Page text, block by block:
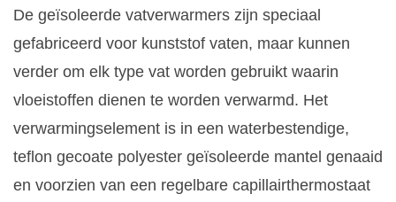
De geïsoleerde vatverwarmers zijn speciaal
gefabriceerd voor kunststof vaten, maar kunnen
verder om elk type vat worden gebruikt waarin
vloeistoffen dienen te worden verwarmd. Het
verwarmingselement is in een waterbestendige,
teflon gecoate polyester geïsoleerde mantel genaaid
en voorzien van een regelbare capillairthermostaat